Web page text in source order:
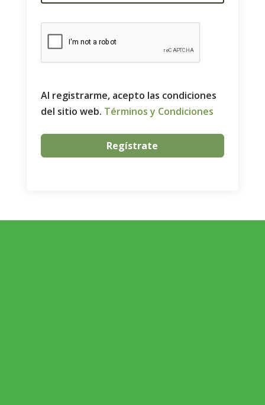
Al registrarme, acepto las condiciones
del sitio web. Términos y Condiciones
Regístrate